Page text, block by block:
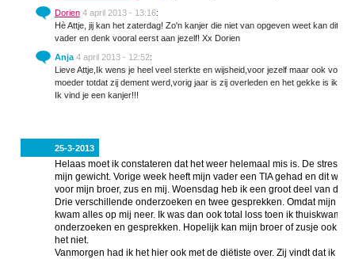
Dorien 4 april 2013 - 13:16:
Hè Attje, jij kan het zaterdag! Zo'n kanjer die niet van opgeven weet kan dit
vader en denk vooral eerst aan jezelf! Xx Dorien
Anja 4 april 2013 - 12:52:
Lieve Attje,Ik wens je heel veel sterkte en wijsheid,voor jezelf maar ook voor
moeder totdat zij dement werd,vorig jaar is zij overleden en het gekke is ik
Ik vind je een kanjer!!!
25-3-2013
Helaas moet ik constateren dat het weer helemaal mis is. De stress
mijn gewicht. Vorige week heeft mijn vader een TIA gehad en dit
voor mijn broer, zus en mij. Woensdag heb ik een groot deel van de
Drie verschillende onderzoeken en twee gesprekken. Omdat mijn
kwam alles op mij neer. Ik was dan ook total loss toen ik thuiskwam.
onderzoeken en gesprekken. Hopelijk kan mijn broer of zusje ook
het niet.
Vanmorgen had ik het hier ook met de diëtiste over. Zij vindt dat ik